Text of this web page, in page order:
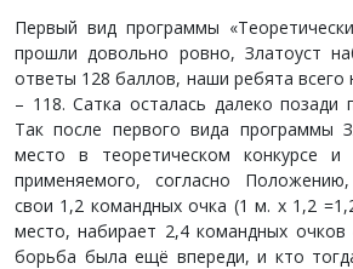
Первый вид программы
прошли довольно ровно, Златоуст
ответы 128 баллов, наши ребята
– 118. Сатка осталась далеко позади
Так после первого вида программы
место в теоретическом конкурсе
применяемого, согласно
свои 1,2 командных очка (1 м. х 1,2
место, набирает 2,4 командных
борьба была ещё впереди, и кто